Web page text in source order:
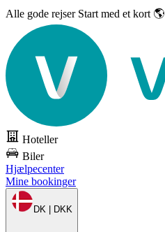
Alle gode rejser Start med et kort 🌎
Hoteller
Biler
Hjælpecenter
Mine bookinger
DK | DKK